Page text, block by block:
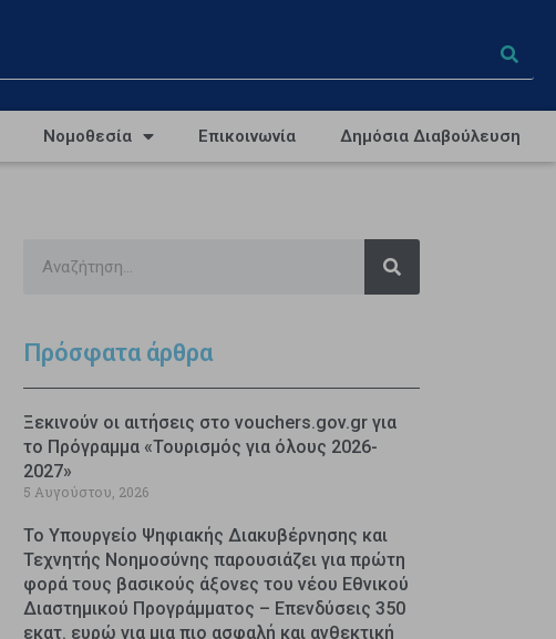
Νομοθεσία Επικοινωνία Δημόσια Διαβούλευση
Πρόσφατα άρθρα
Ξεκινούν οι αιτήσεις στο vouchers.gov.gr για
το Πρόγραμμα «Τουρισμός για όλους 2026-
2027»
5 Αυγούστου, 2026
Το Υπουργείο Ψηφιακής Διακυβέρνησης και
Τεχνητής Νοημοσύνης παρουσιάζει για πρώτη
φορά τους βασικούς άξονες του νέου Εθνικού
Διαστημικού Προγράμματος – Επενδύσεις 350
εκατ. ευρώ για μια πιο ασφαλή και ανθεκτική